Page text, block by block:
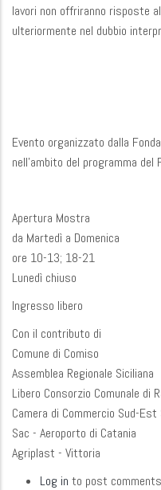
lavori non offriranno risposte
ulteriormente nel dubbio
Evento organizzato dalla
nell'ambito del programma del
Apertura Mostra
da Martedì a Domenica
ore 10-13; 18-21
Lunedì chiuso
Ingresso libero
Con il contributo di
Comune di Comiso
Assemblea Regionale Siciliana
Libero Consorzio Comunale di
Camera di Commercio Sud-Est
Sac - Aeroporto di Catania
Agriplast - Vittoria
Log in to post comments